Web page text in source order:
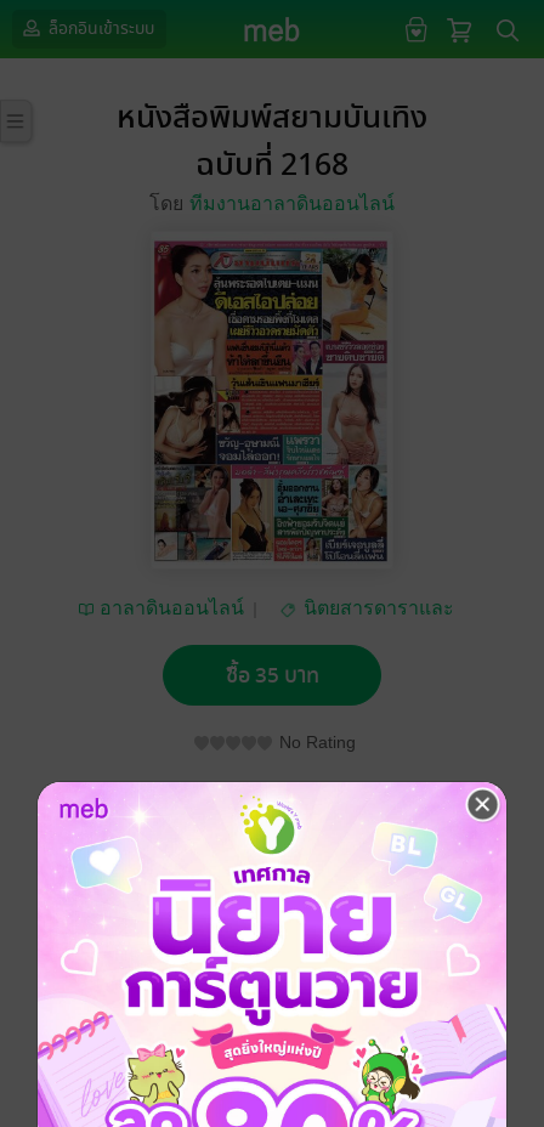
ล็อกอินเข้าระบบ
หนังสือพิมพ์สยามบันเทิง
ฉบับที่ 2168
โดย ทีมงานอาลาดินออนไลน์
อาลาดินออนไลน์
นิตยสารดาราและ
ซื้อ 35 บาท
No Rating
อยากได้ ซื้อเป็นของขวัญ แชร์
หนังสือพิมพ์สยามบันเทิง ฉบับที่ 2168
ประเภทไฟล์ pdf
วันที่วางขาย 10 กันยายน 2565
ความยาว